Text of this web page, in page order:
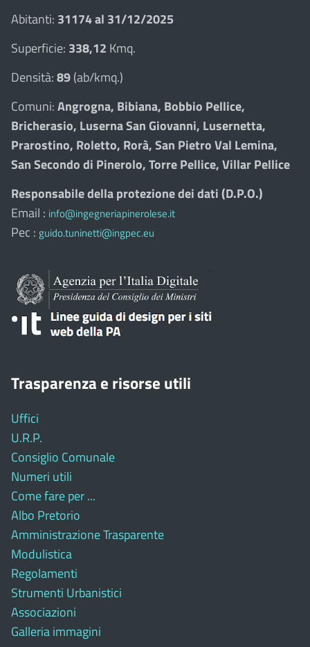
Abitanti: 31174 al 31/12/2025
Superficie: 338,12 Kmq.
Densità:89(ab/kmq.)
Comuni:Angrogna, Bibiana, Bobbio Pellice,
Bricherasio, Luserna San Giovanni, Lusernetta,
Prarostino, Roletto, Rorà, San Pietro Val Lemina,
San Secondo di Pinerolo, Torre Pellice, Villar Pellice
Responsabile della protezione dei dati (D.P.O.)
Email : info@ingegneriapinerolese.it
Pec : guido.tuninetti@ingpec.eu
Trasparenza e risorse utili
Uffici
U.R.P.
Consiglio Comunale
Numeri utili
Come fare per ...
Albo Pretorio
Amministrazione Trasparente
Modulistica
Regolamenti
Strumenti Urbanistici
Associazioni
Galleria immagini